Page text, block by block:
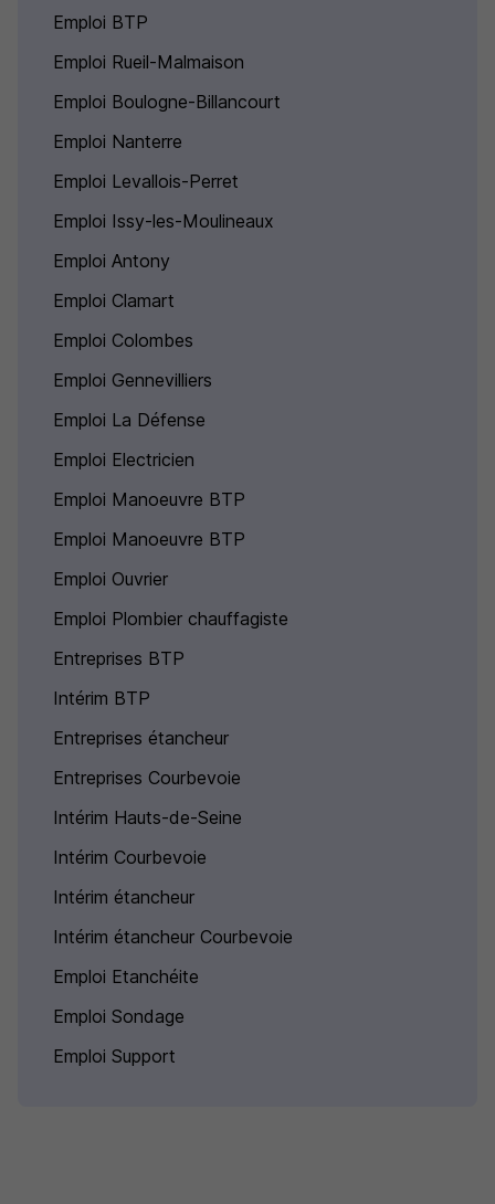
Emploi BTP
Emploi Rueil-Malmaison
Emploi Boulogne-Billancourt
Emploi Nanterre
Emploi Levallois-Perret
Emploi Issy-les-Moulineaux
Emploi Antony
Emploi Clamart
Emploi Colombes
Emploi Gennevilliers
Emploi La Défense
Emploi Electricien
Emploi Manoeuvre BTP
Emploi Manoeuvre BTP
Emploi Ouvrier
Emploi Plombier chauffagiste
Entreprises BTP
Intérim BTP
Entreprises étancheur
Entreprises Courbevoie
Intérim Hauts-de-Seine
Intérim Courbevoie
Intérim étancheur
Intérim étancheur Courbevoie
Emploi Etanchéite
Emploi Sondage
Emploi Support